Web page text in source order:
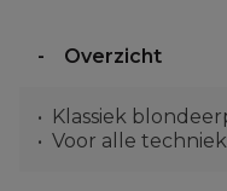
Overzicht
Klassiek
Voor alle